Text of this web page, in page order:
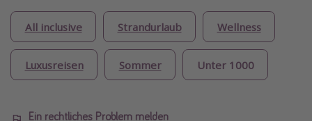
All inclusive Strandurlaub Wellness
Luxusreisen Sommer Unter 1000
Ein rechtliches Problem melden